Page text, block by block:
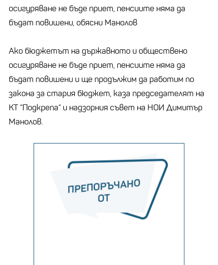
осигуряване не бъде приет, пенсиите няма да
бъдат повишени, обясни Манолов
Ако бюджетът на държавното и обществено
осигуряване не бъде приет, пенсиите няма да
бъдат повишени и ще продължим да работим по
закона за стария бюджет, каза председателят на
КТ “Подкрепа“ и надзорния съвет на НОИ Димитър
Манолов.